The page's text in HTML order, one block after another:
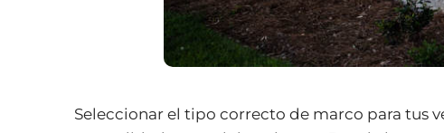
Seleccionar el tipo correcto de marco para tus